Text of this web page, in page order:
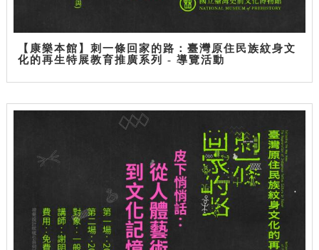
【康樂本館】刺一條回家的路：臺灣原住民族紋身文
化的再生特展教育推廣系列 - 導覽活動